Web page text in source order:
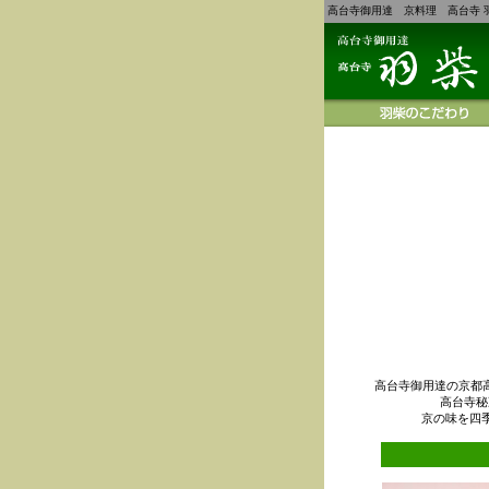
高台寺御用達 京料理 高台寺
高台寺御用達の京都
高台寺
京の味を四